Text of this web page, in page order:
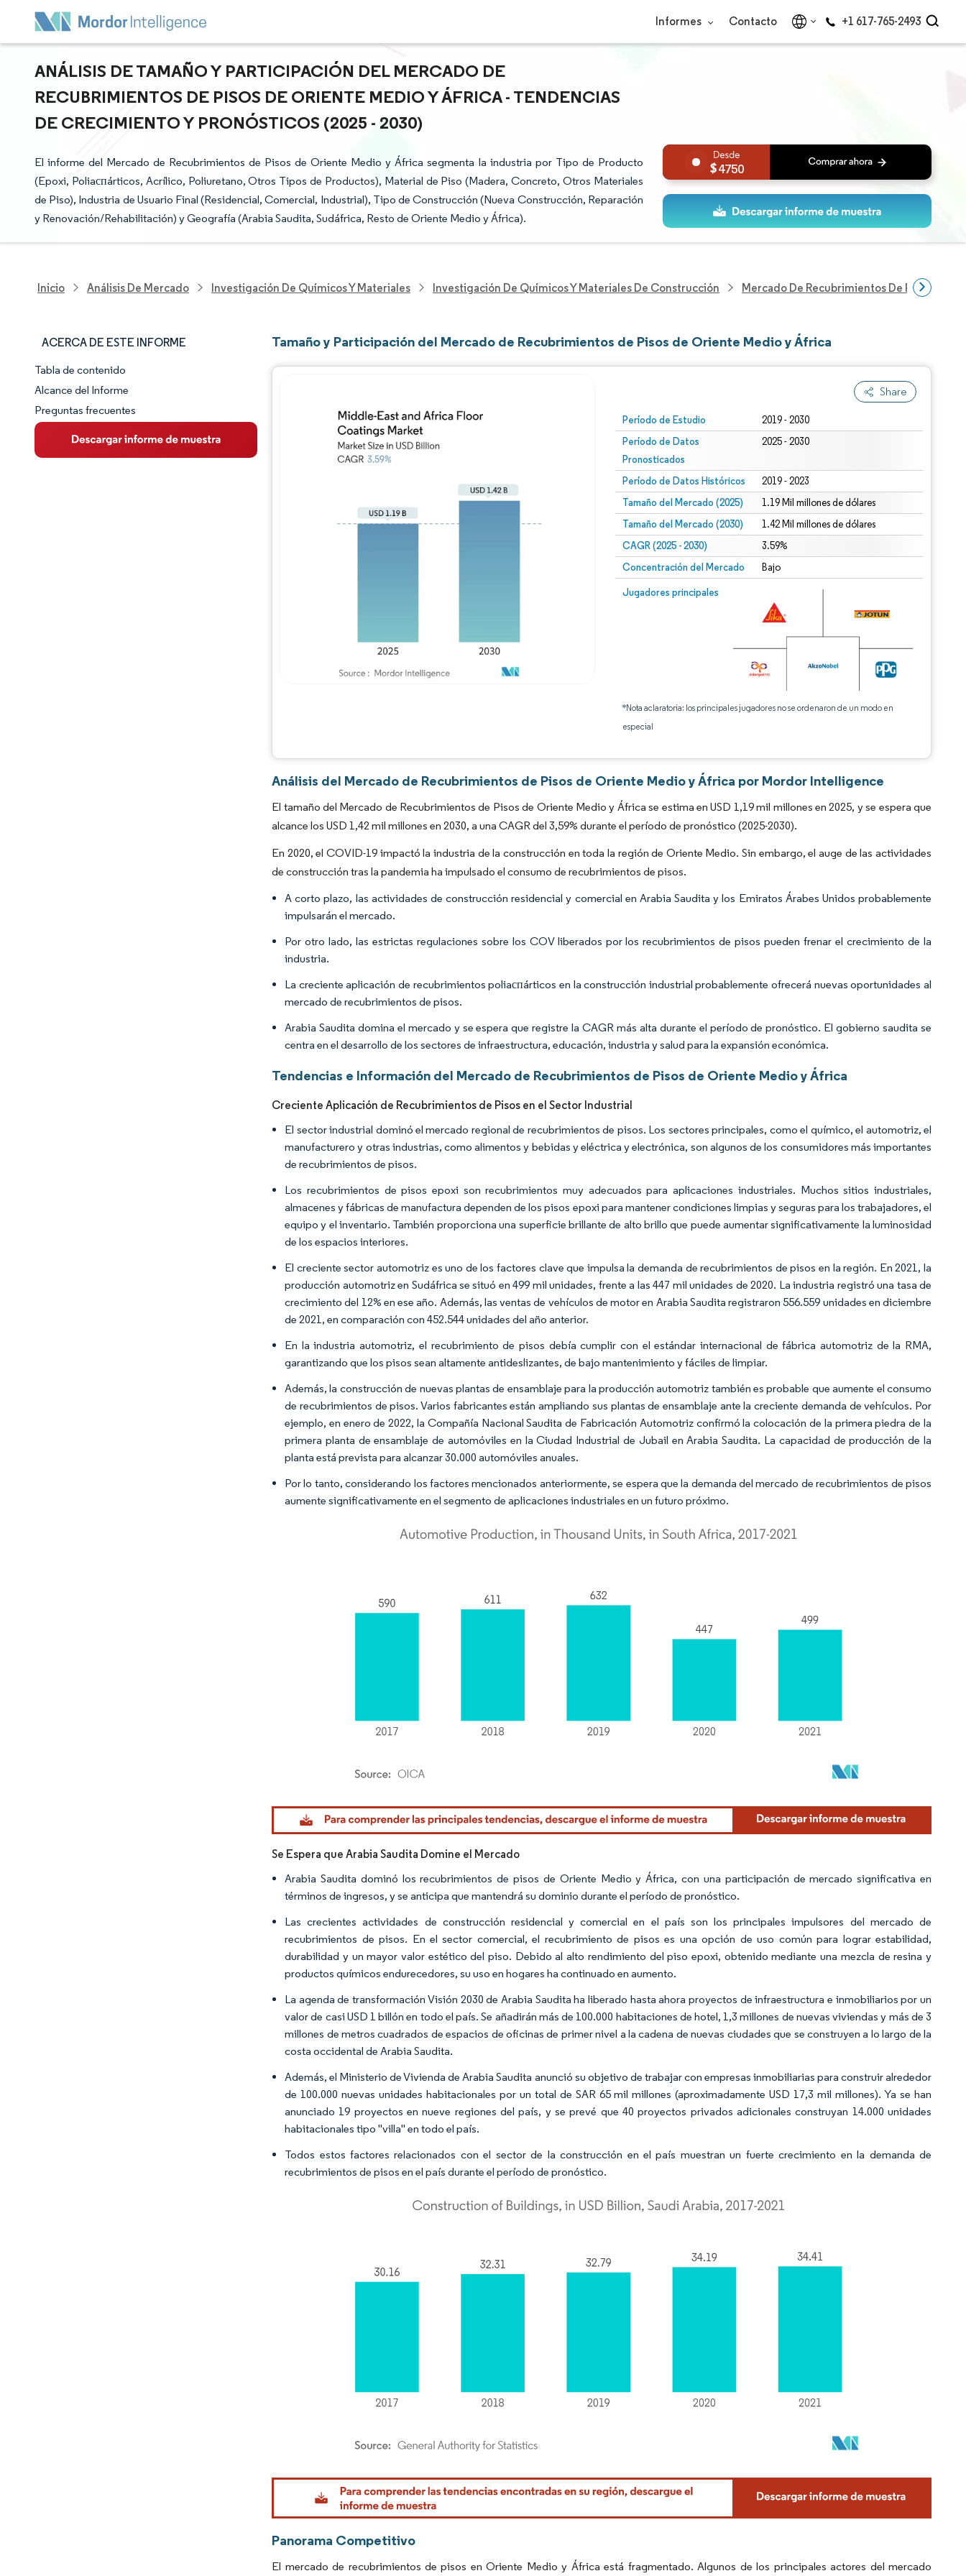
Informes Contacto +1 617-765-2493
ANÁLISIS DE TAMAÑO Y PARTICIPACIÓN DEL MERCADO DE
RECUBRIMIENTOS DE PISOS DE ORIENTE MEDIO Y ÁFRICA - TENDENCIAS
DE CRECIMIENTO Y PRONÓSTICOS (2025 - 2030)
El informe del Mercado de Recubrimientos de Pisos de Oriente Medio y África segmenta la industria por Tipo de Producto
(Epoxi, Poliaспárticos, Acrílico, Poliuretano, Otros Tipos de Productos), Material de Piso (Madera, Concreto, Otros Materiales
de Piso), Industria de Usuario Final (Residencial, Comercial, Industrial), Tipo de Construcción (Nueva Construcción, Reparación
y Renovación/Rehabilitación) y Geografía (Arabia Saudita, Sudáfrica, Resto de Oriente Medio y África).
4750
Inicio Análisis De Mercado Investigación De Químicos Y Materiales Investigación De Químicos Y Materiales De Construcción Mercado De Recubrimientos De Pisos De
ACERCA DE ESTE INFORME
Panorama del Mercado
Visión General del Mercado
Tendencias Principales del Mercado
Tabla de contenido
Alcance del Informe
Preguntas frecuentes
Tamaño y Participación del Mercado de Recubrimientos de Pisos de Oriente Medio y África
Share
Período de Estudio 2019 - 2030
Período de Datos
Pronosticados
2025 - 2030
Período de Datos Históricos 2019 - 2023
Tamaño del Mercado (2025) 1.19 Mil millones de dólares
Tamaño del Mercado (2030) 1.42 Mil millones de dólares
CAGR (2025 - 2030) 3.59%
Concentración del Mercado Bajo
Jugadores principales
*Nota aclaratoria: los principales jugadores no se ordenaron de un modo en
especial
Análisis del Mercado de Recubrimientos de Pisos de Oriente Medio y África por Mordor Intelligence
El tamaño del Mercado de Recubrimientos de Pisos de Oriente Medio y África se estima en USD 1,19 mil millones en 2025, y se espera que
alcance los USD 1,42 mil millones en 2030, a una CAGR del 3,59% durante el período de pronóstico (2025-2030).
En 2020, el COVID-19 impactó la industria de la construcción en toda la región de Oriente Medio. Sin embargo, el auge de las actividades
de construcción tras la pandemia ha impulsado el consumo de recubrimientos de pisos.
A corto plazo, las actividades de construcción residencial y comercial en Arabia Saudita y los Emiratos Árabes Unidos probablemente
impulsarán el mercado.
Por otro lado, las estrictas regulaciones sobre los COV liberados por los recubrimientos de pisos pueden frenar el crecimiento de la
industria.
La creciente aplicación de recubrimientos poliaспárticos en la construcción industrial probablemente ofrecerá nuevas oportunidades al
mercado de recubrimientos de pisos.
Arabia Saudita domina el mercado y se espera que registre la CAGR más alta durante el período de pronóstico. El gobierno saudita se
centra en el desarrollo de los sectores de infraestructura, educación, industria y salud para la expansión económica.
Tendencias e Información del Mercado de Recubrimientos de Pisos de Oriente Medio y África
Creciente Aplicación de Recubrimientos de Pisos en el Sector Industrial
El sector industrial dominó el mercado regional de recubrimientos de pisos. Los sectores principales, como el químico, el automotriz, el
manufacturero y otras industrias, como alimentos y bebidas y eléctrica y electrónica, son algunos de los consumidores más importantes
de recubrimientos de pisos.
Los recubrimientos de pisos epoxi son recubrimientos muy adecuados para aplicaciones industriales. Muchos sitios industriales,
almacenes y fábricas de manufactura dependen de los pisos epoxi para mantener condiciones limpias y seguras para los trabajadores, el
equipo y el inventario. También proporciona una superficie brillante de alto brillo que puede aumentar significativamente la luminosidad
de los espacios interiores.
El creciente sector automotriz es uno de los factores clave que impulsa la demanda de recubrimientos de pisos en la región. En 2021, la
producción automotriz en Sudáfrica se situó en 499 mil unidades, frente a las 447 mil unidades de 2020. La industria registró una tasa de
crecimiento del 12% en ese año. Además, las ventas de vehículos de motor en Arabia Saudita registraron 556.559 unidades en diciembre
de 2021, en comparación con 452.544 unidades del año anterior.
En la industria automotriz, el recubrimiento de pisos debía cumplir con el estándar internacional de fábrica automotriz de la RMA,
garantizando que los pisos sean altamente antideslizantes, de bajo mantenimiento y fáciles de limpiar.
Además, la construcción de nuevas plantas de ensamblaje para la producción automotriz también es probable que aumente el consumo
de recubrimientos de pisos. Varios fabricantes están ampliando sus plantas de ensamblaje ante la creciente demanda de vehículos. Por
ejemplo, en enero de 2022, la Compañía Nacional Saudita de Fabricación Automotriz confirmó la colocación de la primera piedra de la
primera planta de ensamblaje de automóviles en la Ciudad Industrial de Jubail en Arabia Saudita. La capacidad de producción de la
planta está prevista para alcanzar 30.000 automóviles anuales.
Por lo tanto, considerando los factores mencionados anteriormente, se espera que la demanda del mercado de recubrimientos de pisos
aumente significativamente en el segmento de aplicaciones industriales en un futuro próximo.
Imagen © Mordor Intelligence. El uso requiere atribución según CC BY 4.0.
Se Espera que Arabia Saudita Domine el Mercado
Arabia Saudita dominó los recubrimientos de pisos de Oriente Medio y África, con una participación de mercado significativa en
términos de ingresos, y se anticipa que mantendrá su dominio durante el período de pronóstico.
Las crecientes actividades de construcción residencial y comercial en el país son los principales impulsores del mercado de
recubrimientos de pisos. En el sector comercial, el recubrimiento de pisos es una opción de uso común para lograr estabilidad,
durabilidad y un mayor valor estético del piso. Debido al alto rendimiento del piso epoxi, obtenido mediante una mezcla de resina y
productos químicos endurecedores, su uso en hogares ha continuado en aumento.
La agenda de transformación Visión 2030 de Arabia Saudita ha liberado hasta ahora proyectos de infraestructura e inmobiliarios por un
valor de casi USD 1 billón en todo el país. Se añadirán más de 100.000 habitaciones de hotel, 1,3 millones de nuevas viviendas y más de 3
millones de metros cuadrados de espacios de oficinas de primer nivel a la cadena de nuevas ciudades que se construyen a lo largo de la
costa occidental de Arabia Saudita.
Además, el Ministerio de Vivienda de Arabia Saudita anunció su objetivo de trabajar con empresas inmobiliarias para construir alrededor
de 100.000 nuevas unidades habitacionales por un total de SAR 65 mil millones (aproximadamente USD 17,3 mil millones). Ya se han
anunciado 19 proyectos en nueve regiones del país, y se prevé que 40 proyectos privados adicionales construyan 14.000 unidades
habitacionales tipo "villa" en todo el país.
Todos estos factores relacionados con el sector de la construcción en el país muestran un fuerte crecimiento en la demanda de
recubrimientos de pisos en el país durante el período de pronóstico.
Imagen © Mordor Intelligence. El uso requiere atribución según CC BY 4.0.
Panorama Competitivo
El mercado de recubrimientos de pisos en Oriente Medio y África está fragmentado. Algunos de los principales actores del mercado